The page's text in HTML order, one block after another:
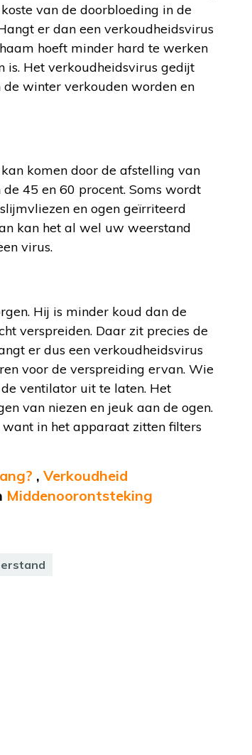
van de doorbloeding in de
er dan een verkoudheidsvirus
hoeft minder hard te werken
is. Het verkoudheidsvirus gedijt
winter verkouden worden en
komen door de afstelling van
45 en 60 procent. Soms wordt
en ogen geïrriteerd
kan het al wel uw weerstand
virus.
Hij is minder koud dan de
verspreiden. Daar zit precies de
er dus een verkoudheidsvirus
voor de verspreiding ervan. Wie
ventilator uit te laten. Het
van niezen en jeuk aan de ogen.
want in het apparaat zitten filters
, Verkoudheid
Middenoorontsteking